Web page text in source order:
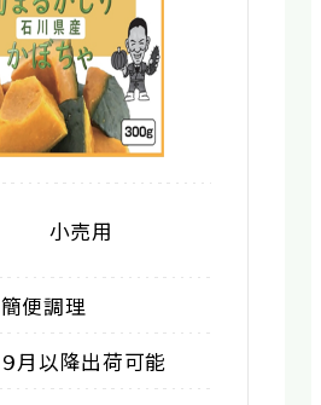
小売用
簡便調理
９月以降出荷可能